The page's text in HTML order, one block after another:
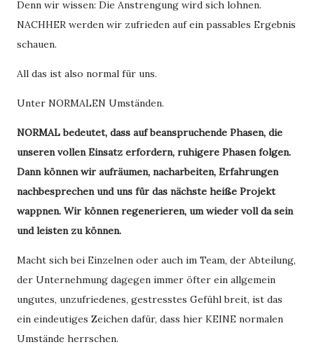
Denn wir wissen: Die Anstrengung wird sich lohnen.
NACHHER werden wir zufrieden auf ein passables Ergebnis
schauen.
All das ist also normal für uns.
Unter NORMALEN Umständen.
NORMAL bedeutet, dass auf beanspruchende Phasen, die
unseren vollen Einsatz erfordern, ruhigere Phasen folgen.
Dann können wir aufräumen, nacharbeiten, Erfahrungen
nachbesprechen und uns für das nächste heiße Projekt
wappnen. Wir können regenerieren, um wieder voll da sein
und leisten zu können.
Macht sich bei Einzelnen oder auch im Team, der Abteilung,
der Unternehmung dagegen immer öfter ein allgemein
ungutes, unzufriedenes, gestresstes Gefühl breit, ist das
ein eindeutiges Zeichen dafür, dass hier KEINE normalen
Umstände herrschen.